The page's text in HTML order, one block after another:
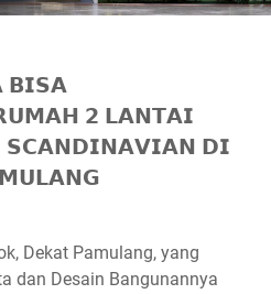
𝟮 𝗟𝗔𝗡𝗧𝗔𝗜
𝗗𝗜
Dekat Pamulang, yang
dan Desain Bangunannya